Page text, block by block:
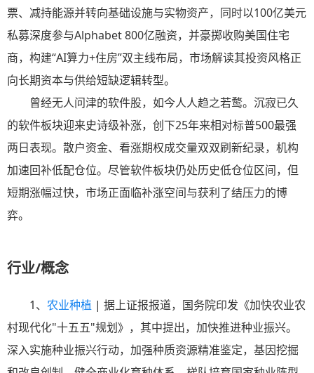
票、减持能源并转向基础设施与实物资产，同时以100亿美元
私募深度参与Alphabet 800亿融资，并豪掷收购美国住宅
商，构建“AI算力+住房”双主线布局，市场解读其投资风格正
向长期资本与供给短缺逻辑转型。
曾经无人问津的软件股，如今人人趋之若鹜。沉寂已久
的软件板块迎来史诗级补涨，创下25年来相对标普500最强
两日表现。散户资金、看涨期权成交量双双刷新纪录，机构
加速回补低配仓位。尽管软件板块仍处历史低仓位区间，但
短期涨幅过快，市场正面临补涨空间与获利了结压力的博
弈。
行业/概念
1、 农业种植 | 据上证报报道，国务院印发《加快农业农
村现代化"十五五"规划》，其中提出，加快推进种业振兴。
深入实施种业振兴行动，加强种质资源精准鉴定，基因挖掘